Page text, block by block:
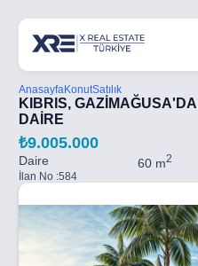
AnasayfaKonutSatılık
KIBRIS,
DAİRE
₺9.005.000
Daire 60 m2
İlan No :584